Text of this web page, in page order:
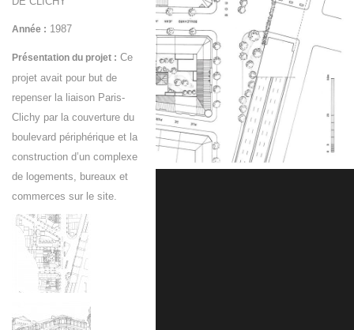
Année : 1987
Présentation du projet : Ce
projet avait pour but de
repenser la liaison Paris-
Clichy par la couverture du
boulevard périphérique et la
construction d’un complexe
de logements, bureaux et
commerces sur le site.